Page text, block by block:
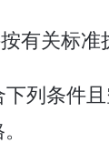
有关标准
列条件